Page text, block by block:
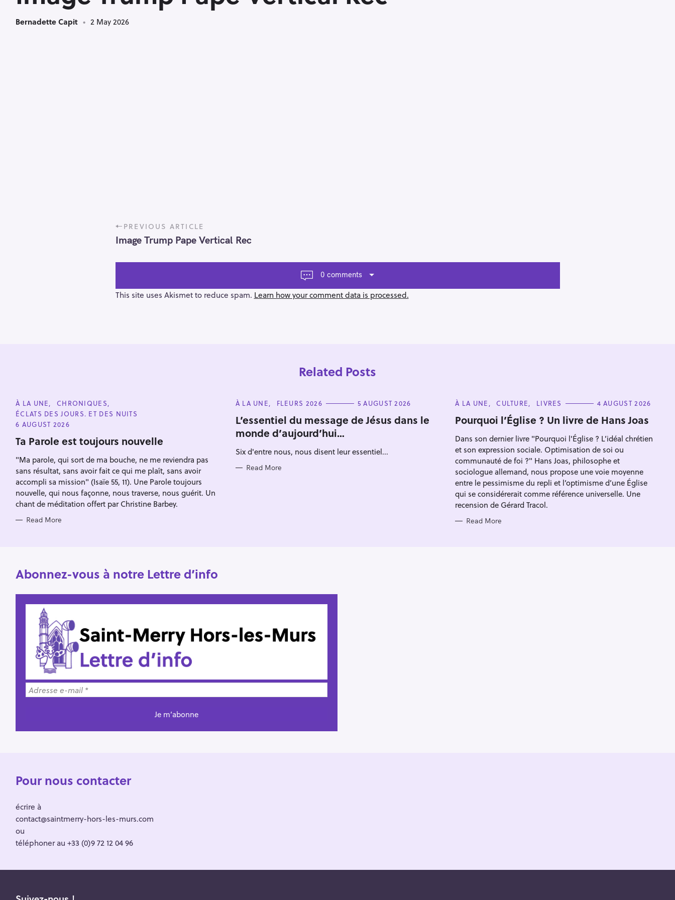
Bernadette Capit 2 May 2026
P
o
s
t
v
PREVIOUS ARTICLE
Image Trump Pape Vertical Rec
0 comments
This site uses Akismet to reduce spam. Learn how your comment data is processed.
Related Posts
C
A
T
E
O
R
E
S
À LA UNE
CHRONIQUES
ÉCLATS DES JOURS. ET DES NUITS
6 AUGUST 2026
Ta Parole est toujours nouvelle
"Ma parole, qui sort de ma bouche, ne me reviendra pas
sans résultat, sans avoir fait ce qui me plaît, sans avoir
accompli sa mission" (Isaïe 55, 11). Une Parole toujours
nouvelle, qui nous façonne, nous traverse, nous guérit. Un
chant de méditation offert par Christine Barbey.
Read More
C
T
E
G
O
I
S
À LA UNE FLEURS 2026 5 AUGUST 2026
L’essentiel du message de Jésus dans le
monde d’aujourd’hui…
Six d'entre nous, nous disent leur essentiel...
Read More
C
T
E
O
R
I
E
S
À LA UNE CULTURE LIVRES 4 AUGUST 2026
Pourquoi l’Église ? Un livre de Hans Joas
Dans son dernier livre "Pourquoi l'Église ? L’idéal chrétien
et son expression sociale. Optimisation de soi ou
communauté de foi ?" Hans Joas, philosophe et
sociologue allemand, nous propose une voie moyenne
entre le pessimisme du repli et l’optimisme d’une Église
qui se considérerait comme référence universelle. Une
recension de Gérard Tracol.
Read More
Abonnez-vous à notre Lettre d’info
Pour nous contacter
écrire à
contact@saintmerry-hors-les-murs.com
ou
téléphoner au +33 (0)9 72 12 04 96
a
r
h
f
o
r
: